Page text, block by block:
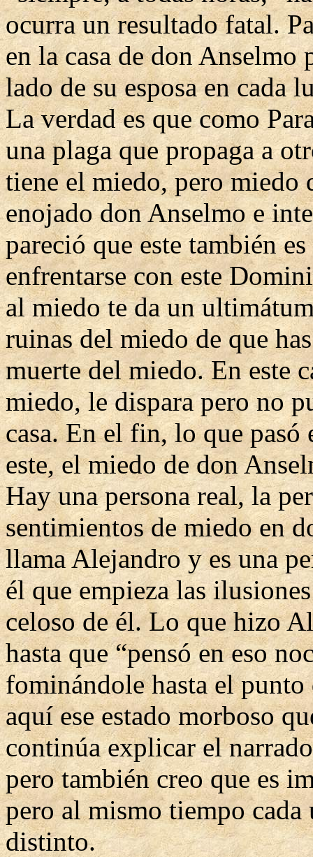
ocurra un resultado fatal.
en la casa de don Anselmo
lado de su esposa en cada
La verdad es que como
una plaga que propaga a
tiene el miedo, pero miedo
enojado don Anselmo e
pareció que este también
enfrentarse con este
al miedo te da un
ruinas del miedo de que
muerte del miedo. En este
miedo, le dispara pero no
casa. En el fin, lo que pasó
este, el miedo de don
Hay una persona real, la
sentimientos de miedo en
llama Alejandro y es una
él que empieza las
celoso de él. Lo que hizo
hasta que “pensó en eso
fominándole hasta el
aquí ese estado morboso
continúa explicar el
pero también creo que es
pero al mismo tiempo
distinto.